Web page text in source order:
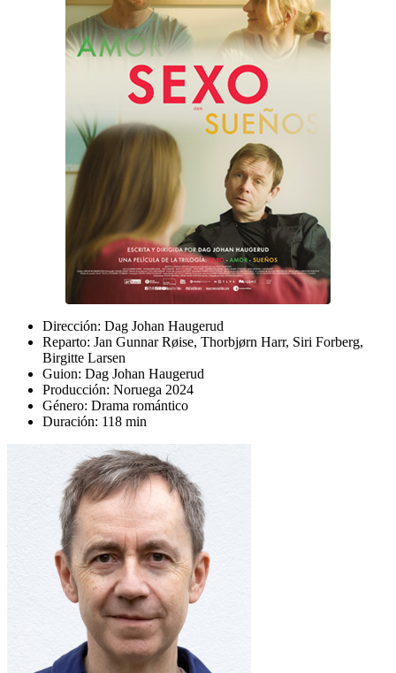
Dirección: Dag Johan Haugerud
Reparto: Jan Gunnar Røise, Thorbjørn Harr, Siri Forberg,
Birgitte Larsen
Guion: Dag Johan Haugerud
Producción: Noruega 2024
Género: Drama romántico
Duración: 118 min